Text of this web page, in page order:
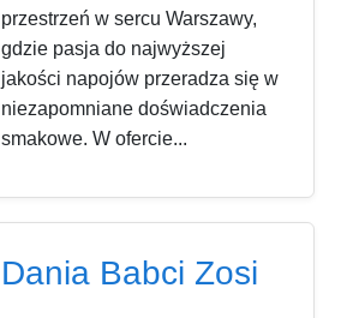
przestrzeń w sercu Warszawy,
gdzie pasja do najwyższej
jakości napojów przeradza się w
niezapomniane doświadczenia
smakowe. W ofercie...
Dania Babci Zosi